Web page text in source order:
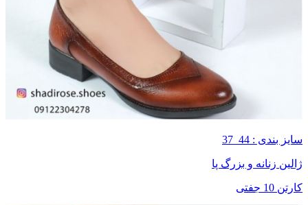
سایز بندی : 44_37
ژالین زنانه و بزرگ پا
کارتن 10 جفتی